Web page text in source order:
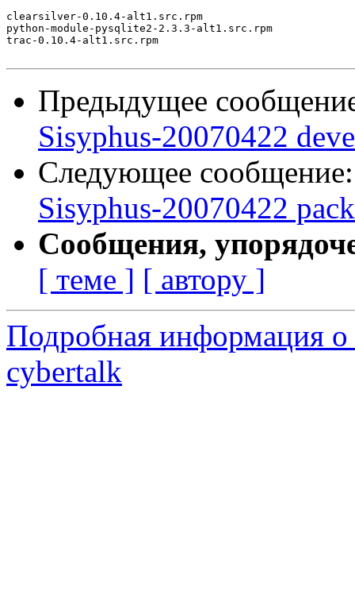
clearsilver-0.10.4-alt1.src.rpm
python-module-pysqlite2-2.3.3-alt1.src.rpm
trac-0.10.4-alt1.src.rpm
Предыдущее
Sisyphus-20070422
Следующее
Sisyphus-20070422
Сообщения,
[ теме ] [ автору ]
Подробная информация о
cybertalk